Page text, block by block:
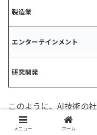
製造業
エンターテインメント
研究開発
このように、AI技術の
の製品に対する需要は
メニュー ホーム